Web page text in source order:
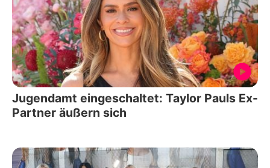
Jugendamt eingeschaltet: Taylor Pauls Ex-
Partner äußern sich